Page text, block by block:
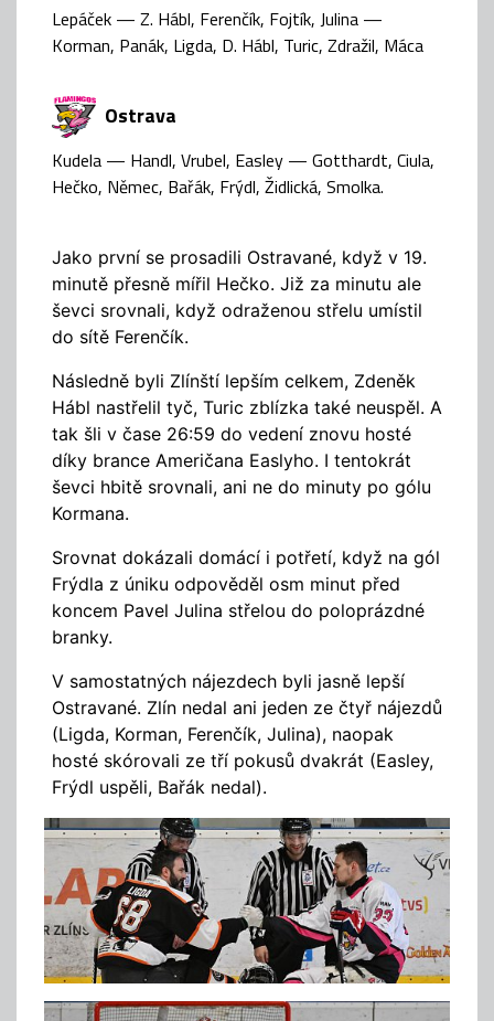
Lepáček — Z. Hábl, Ferenčík, Fojtík, Julina —
Korman, Panák, Ligda, D. Hábl, Turic, Zdražil, Máca
Ostrava
Kudela — Handl, Vrubel, Easley — Gotthardt, Ciula,
Hečko, Němec, Bařák, Frýdl, Židlická, Smolka.
Jako první se prosadili Ostravané, když v 19.
minutě přesně mířil Hečko. Již za minutu ale
ševci srovnali, když odraženou střelu umístil
do sítě Ferenčík.
Následně byli Zlínští lepším celkem, Zdeněk
Hábl nastřelil tyč, Turic zblízka také neuspěl. A
tak šli v čase 26:59 do vedení znovu hosté
díky brance Američana Easlyho. I tentokrát
ševci hbitě srovnali, ani ne do minuty po gólu
Kormana.
Srovnat dokázali domácí i potřetí, když na gól
Frýdla z úniku odpověděl osm minut před
koncem Pavel Julina střelou do poloprázdné
branky.
V samostatných nájezdech byli jasně lepší
Ostravané. Zlín nedal ani jeden ze čtyř nájezdů
(Ligda, Korman, Ferenčík, Julina), naopak
hosté skórovali ze tří pokusů dvakrát (Easley,
Frýdl uspěli, Bařák nedal).